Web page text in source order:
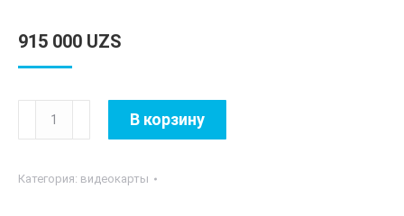
915 000 UZS
Количество
товара
-
В корзину
Категория: видеокарты